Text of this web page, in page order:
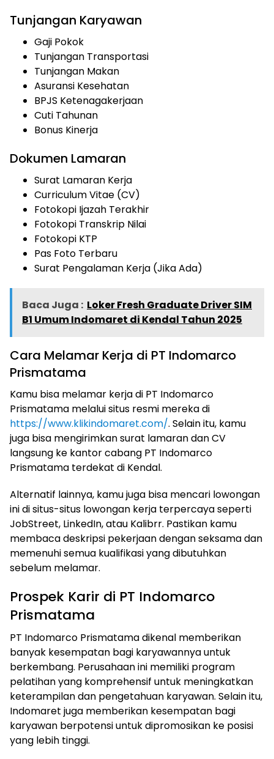
Tunjangan Karyawan
Gaji Pokok
Tunjangan Transportasi
Tunjangan Makan
Asuransi Kesehatan
BPJS Ketenagakerjaan
Cuti Tahunan
Bonus Kinerja
Dokumen Lamaran
Surat Lamaran Kerja
Curriculum Vitae (CV)
Fotokopi Ijazah Terakhir
Fotokopi Transkrip Nilai
Fotokopi KTP
Pas Foto Terbaru
Surat Pengalaman Kerja (Jika Ada)
Baca Juga : Loker Fresh Graduate Driver SIM
B1 Umum Indomaret di Kendal Tahun 2025
Cara Melamar Kerja di PT Indomarco
Prismatama
Kamu bisa melamar kerja di PT Indomarco
Prismatama melalui situs resmi mereka di
https://www.klikindomaret.com/. Selain itu, kamu
juga bisa mengirimkan surat lamaran dan CV
langsung ke kantor cabang PT Indomarco
Prismatama terdekat di Kendal.
Alternatif lainnya, kamu juga bisa mencari lowongan
ini di situs-situs lowongan kerja terpercaya seperti
JobStreet, LinkedIn, atau Kalibrr. Pastikan kamu
membaca deskripsi pekerjaan dengan seksama dan
memenuhi semua kualifikasi yang dibutuhkan
sebelum melamar.
Prospek Karir di PT Indomarco
Prismatama
PT Indomarco Prismatama dikenal memberikan
banyak kesempatan bagi karyawannya untuk
berkembang. Perusahaan ini memiliki program
pelatihan yang komprehensif untuk meningkatkan
keterampilan dan pengetahuan karyawan. Selain itu,
Indomaret juga memberikan kesempatan bagi
karyawan berpotensi untuk dipromosikan ke posisi
yang lebih tinggi.